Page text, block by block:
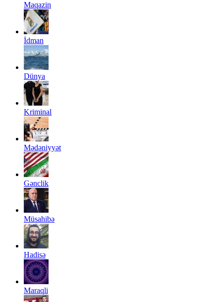
Maqazin
İdman
Dünya
Kriminal
Mədəniyyət
Gənclik
Müsahibə
Hadisə
Maraqli